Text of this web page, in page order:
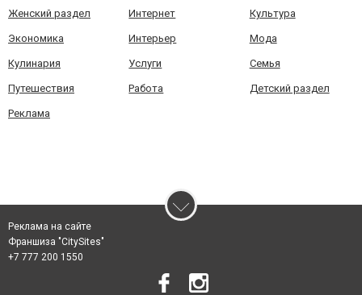
Женский раздел Интернет Культура
Экономика Интерьер Мода
Кулинария Услуги Семья
Путешествия Работа Детский раздел
Реклама
Реклама на сайте
Франшиза "CitySites"
+7 777 200 1550